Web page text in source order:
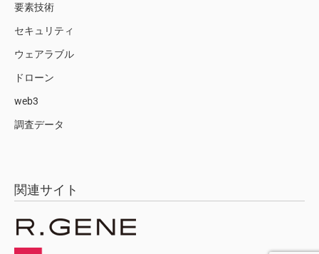
要素技術
セキュリティ
ウェアラブル
ドローン
web3
調査データ
関連サイト